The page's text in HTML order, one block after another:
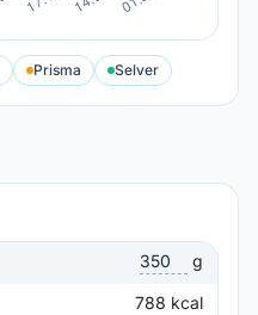
Prisma Selver
g
788 kcal